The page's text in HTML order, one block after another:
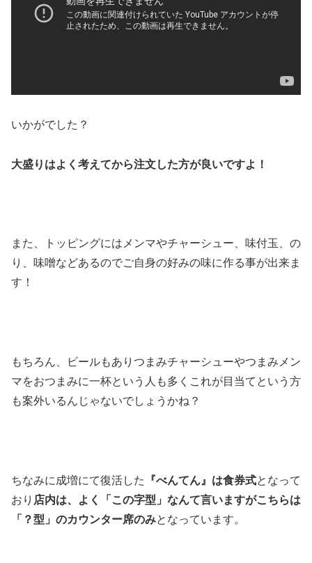
いかがでした？
大盛りはよく考えてから注文した方が良いですよ！
また、トッピングにはメンマやチャーシュー、味付玉、の
り、味噌などあるのでご自身の好みの味に作る事が出来ま
す！
もちろん、ビールもありつまみチャーシューやつまみメン
マをおつまみに一杯という人も多くこれが目当てという方
も案外いるんじゃないでしょうかね？
ちなみに成増にて復活した 『べんてん』は食券式となって
おり 店内は、よく「この字型」なんて言いますがこちらは
「？型」のカウンター席のみとなっています。